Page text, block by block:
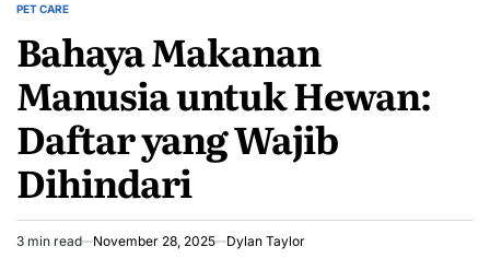
POSTED
PET CARE
Bahaya Makanan
Manusia untuk Hewan:
Daftar yang Wajib
Dihindari
Estimated
3 min read November 28, 2025 Dylan Taylor